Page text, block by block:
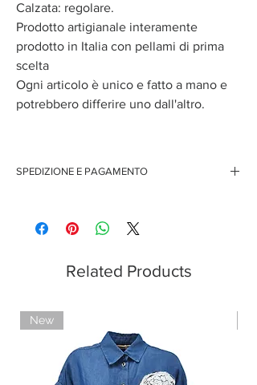
Calzata: regolare.
Prodotto artigianale interamente
prodotto in Italia con pellami di prima
scelta
Ogni articolo è unico e fatto a mano e
potrebbero differire uno dall'altro.
SPEDIZIONE E PAGAMENTO
Pagamento con PayPal
Related Products
New